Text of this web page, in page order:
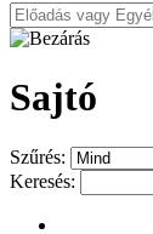
Sajtó
Szűrés:
Keresés: